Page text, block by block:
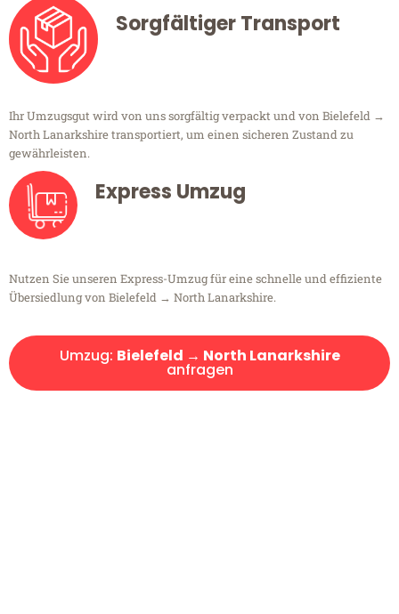
Sorgfältiger Transport
Ihr Umzugsgut wird von uns sorgfältig verpackt und von Bielefeld →
North Lanarkshire transportiert, um einen sicheren Zustand zu
gewährleisten.
Express Umzug
Nutzen Sie unseren Express-Umzug für eine schnelle und effiziente
Übersiedlung von Bielefeld → North Lanarkshire.
Umzug: Bielefeld → North Lanarkshire
anfragen